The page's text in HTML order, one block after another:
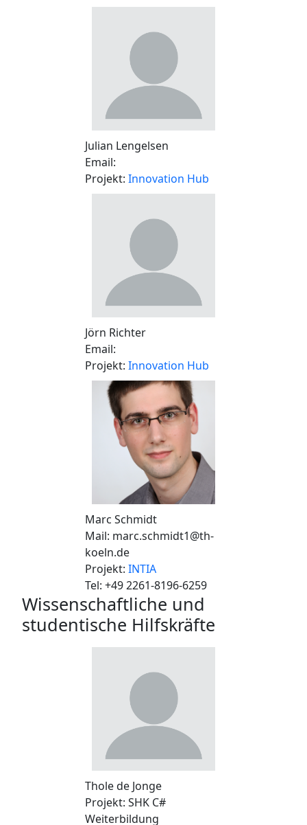
Julian Lengelsen
Email:
Projekt: Innovation Hub
Jörn Richter
Email:
Projekt: Innovation Hub
Marc Schmidt
Mail: marc.schmidt1@th-
koeln.de
Projekt: INTIA
Tel: +49 2261-8196-6259
Wissenschaftliche und
studentische Hilfskräfte
Thole de Jonge
Projekt: SHK C#
Weiterbildung